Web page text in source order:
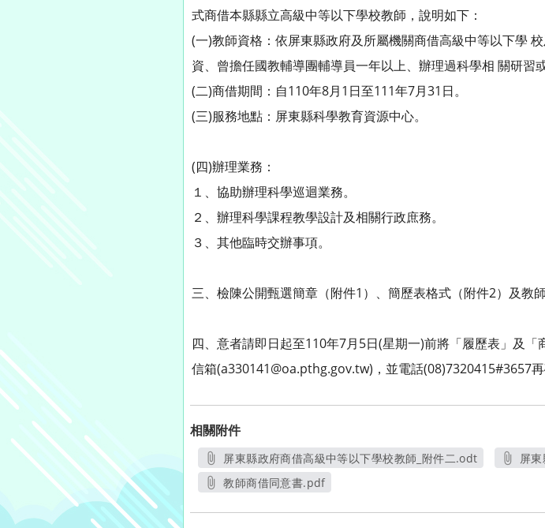
式商借本縣縣立高級中等以下學校教師，說明如下：
(一)教師資格：依屏東縣政府及所屬機關商借高級中等以下學
資、曾擔任國教輔導團輔導員一年以上、辦理過科學相 關研習
(二)商借期間：自110年8月1日至111年7月31日。
(三)服務地點：屏東縣科學教育資源中心。
(四)辦理業務：
１、協助辦理科學巡迴業務。
２、辦理科學課程教學設計及相關行政庶務。
３、其他臨時交辦事項。
三、檢陳公開甄選簡章（附件1）、簡歷表格式（附件2）及教
四、意者請即日起至110年7月5日(星期一)前將「履歷表」及
信箱(a330141@oa.pthg.gov.tw)，並電話(08)7320415#3657再
相關附件
屏東縣政府商借高級中等以下學校教師_附件二.odt
屏
教師商借同意書.pdf